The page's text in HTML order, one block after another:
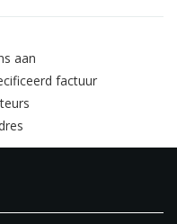
met het nieuwste
up Mitigation en
aan
factuur